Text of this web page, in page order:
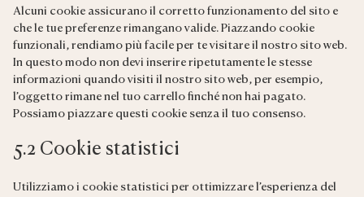
Alcuni cookie assicurano il corretto funzionamento del sito e
che le tue preferenze rimangano valide. Piazzando cookie
funzionali, rendiamo più facile per te visitare il nostro sito web.
In questo modo non devi inserire ripetutamente le stesse
informazioni quando visiti il nostro sito web, per esempio,
l’oggetto rimane nel tuo carrello finché non hai pagato.
Possiamo piazzare questi cookie senza il tuo consenso.
5.2 Cookie statistici
Utilizziamo i cookie statistici per ottimizzare l’esperienza del